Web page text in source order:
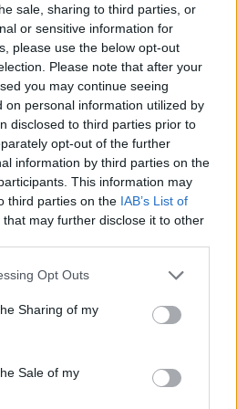
sale, sharing to third parties, or
or sensitive information for
please use the below opt-out
Please note that after your
you may continue seeing
on personal information utilized by
disclosed to third parties prior to
opt-out of the further
information by third parties on the
This information may
third parties on the IAB’s List of
that may further disclose it to other
app uses one or more Google
behaviour. You may click to
and its third-party tags to
purposes in below Google
Opt Outs
Sharing of my
Sale of my